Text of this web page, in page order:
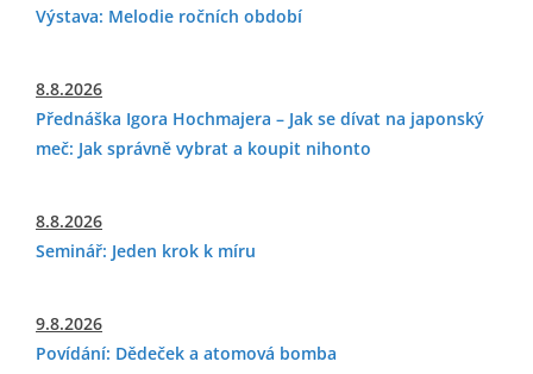
Výstava: Melodie ročních období
8.8.2026
Přednáška Igora Hochmajera – Jak se dívat na japonský
meč: Jak správně vybrat a koupit nihonto
8.8.2026
Seminář: Jeden krok k míru
9.8.2026
Povídání: Dědeček a atomová bomba